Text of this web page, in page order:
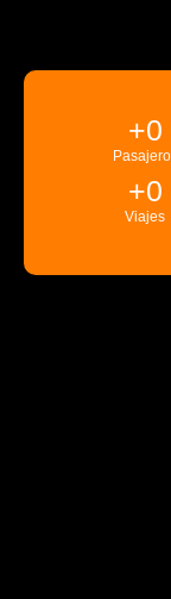
+0
Viajes
+0